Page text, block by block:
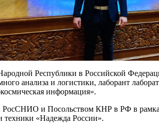
Республики в Российской
анализа и логистики, лаборант
информация».
и Посольством КНР в РФ в
«Надежда России».